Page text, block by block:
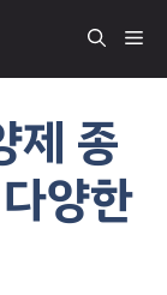
메
제 종
양한